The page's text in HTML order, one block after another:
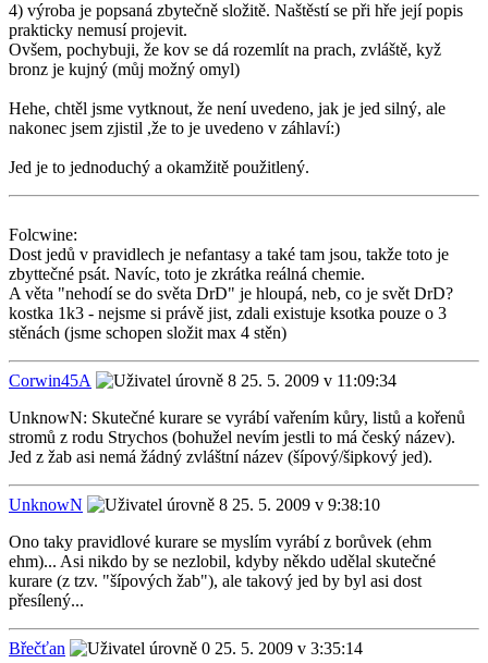
4) výroba je popsaná zbytečně složitě. Naštěstí se při hře její popis
prakticky nemusí projevit.
Ovšem, pochybuji, že kov se dá rozemlít na prach, zvláště, kyž
bronz je kujný (můj možný omyl)
Hehe, chtěl jsme vytknout, že není uvedeno, jak je jed silný, ale
nakonec jsem zjistil ,že to je uvedeno v záhlaví:)
Jed je to jednoduchý a okamžitě použitlený.
Folcwine:
Dost jedů v pravidlech je nefantasy a také tam jsou, takže toto je
zbyttečné psát. Navíc, toto je zkrátka reálná chemie.
A věta "nehodí se do světa DrD" je hloupá, neb, co je svět DrD?
kostka 1k3 - nejsme si právě jist, zdali existuje ksotka pouze o 3
stěnách (jsme schopen složit max 4 stěn)
Corwin45A
25. 5. 2009 v 11:09:34
UnknowN: Skutečné kurare se vyrábí vařením kůry, listů a kořenů
stromů z rodu Strychos (bohužel nevím jestli to má český název).
Jed z žab asi nemá žádný zvláštní název (šípový/šipkový jed).
UnknowN
25. 5. 2009 v 9:38:10
Ono taky pravidlové kurare se myslím vyrábí z borůvek (ehm
ehm)... Asi nikdo by se nezlobil, kdyby někdo udělal skutečné
kurare (z tzv. "šípových žab"), ale takový jed by byl asi dost
přesílený...
Břečťan
25. 5. 2009 v 3:35:14